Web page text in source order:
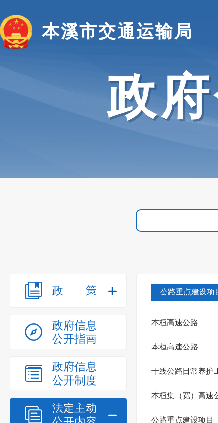
本溪市交通运输局
政
政策
政府信息
公开指南
政府信息
公开制度
法定主动
公路重点建设项
本桓高速公路
本桓高速公路
干线公路日常养护
本桓集（宽）高速
公路重点建设项目